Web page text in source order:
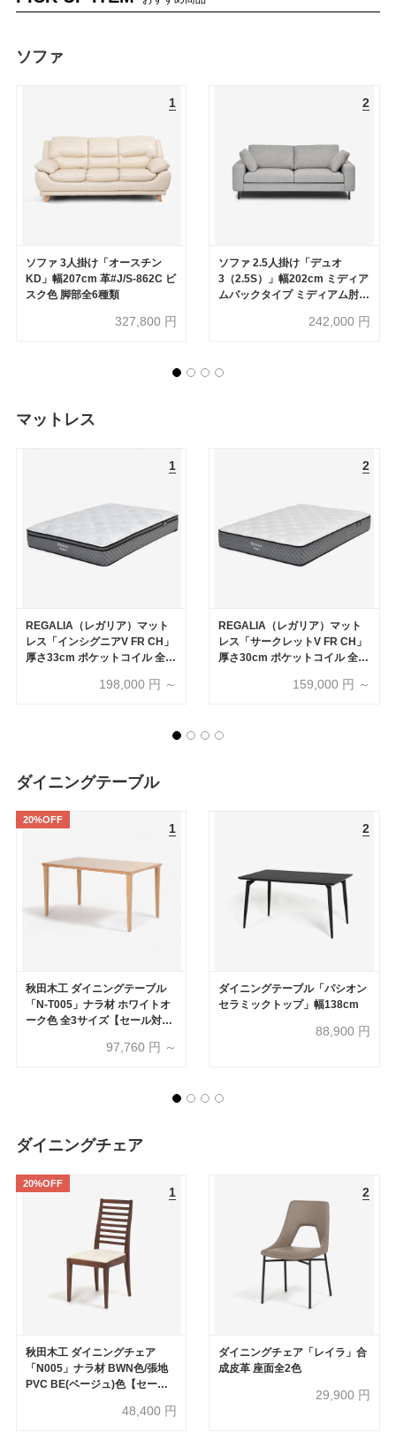
ソファ
ソファ 3人掛け「オースチン
KD」幅207cm 革#J/S-862C ビ
スク色 脚部全6種類
327,800 円
ソファ 2.5人掛け「デュオ
3（2.5S）」幅202cm ミディア
ムバックタイプ ミディアム肘
ディアムタイプ 脚部全5種類
242,000円
マットレス
REGALIA（レガリア）マット
レス「インシグニアV FR CH」
厚さ33cm ポケットコイル 全6
198,000 円 ～
REGALIA（レガリア）マット
レス「サークレットV FR CH」
厚さ30cm ポケットコイル 全5
159,000円 ～
ダイニングテーブル
20%OFF
秋田木工 ダイニングテーブル
「N-T005」ナラ材 ホワイトオ
ーク色 全3サイズ【セール対象
97,760 円 ～
ダイニングテーブル「パシオン
セラミックトップ」幅138cm
88,900円
ダイニングチェア
20%OFF
秋田木工 ダイニングチェア
「N005」ナラ材 BWN色/張地
PVC BE(ベージュ)色【セール
48,400 円
ダイニングチェア「レイラ」合
成皮革 座面全2色
29,900円